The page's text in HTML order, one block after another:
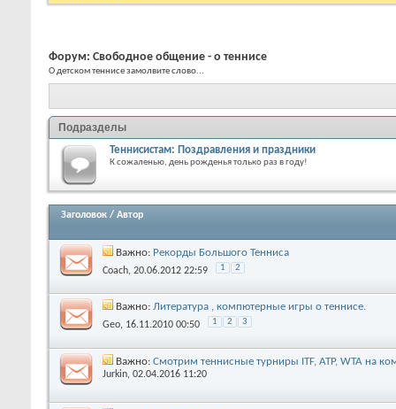
Форум: Свободное общение - о теннисе
О детском теннисе замолвите слово...
Подразделы
Теннисистам: Поздравления и праздники
К сожаленью, день рожденья только раз в году!
Заголовок / Автор
Важно: Рекорды Большого Тенниса
Coach, 20.06.2012 22:59 1 2
Важно: Литература , компютерные игры о теннисе.
Geo, 16.11.2010 00:50 1 2 3
Важно: Смотрим теннисные турниры ITF, ATP, WTA на
Jurkin, 02.04.2016 11:20